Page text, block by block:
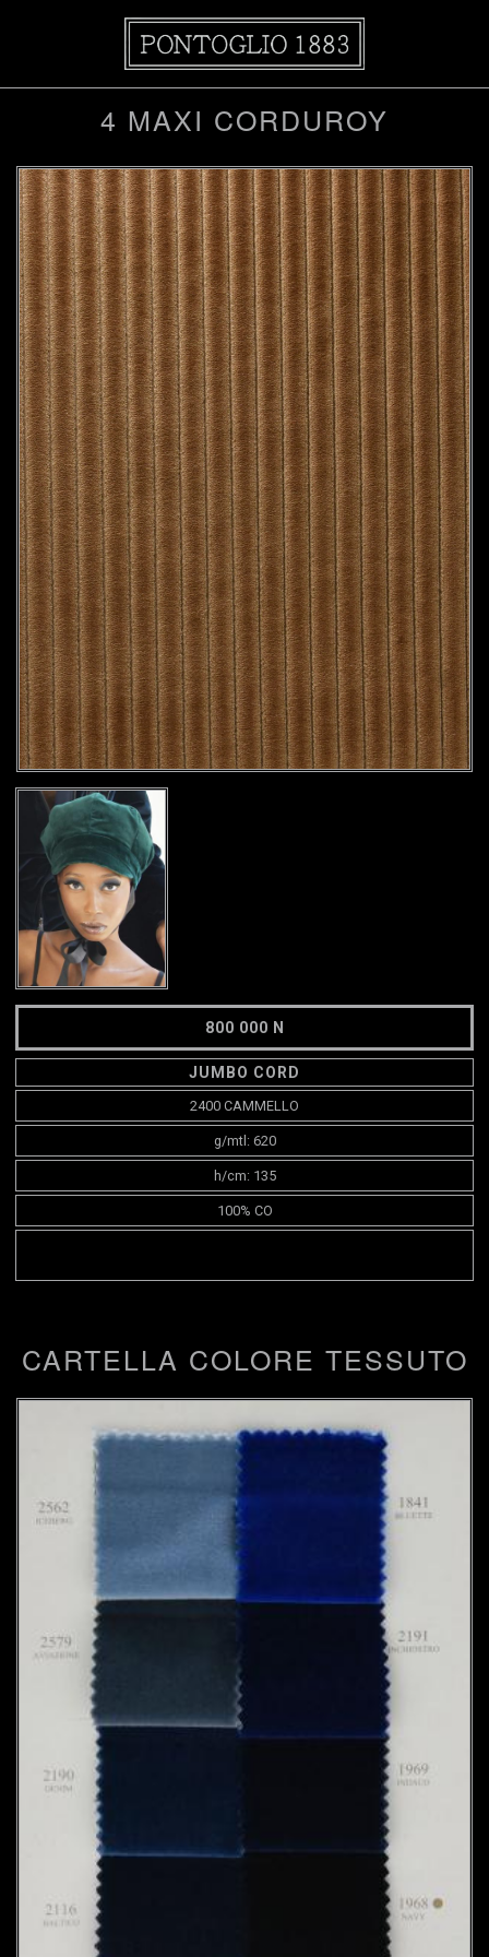
4 MAXI CORDUROY
800 000 N
JUMBO CORD
2400 CAMMELLO
g/mtl: 620
h/cm: 135
100% CO
CARTELLA COLORE TESSUTO